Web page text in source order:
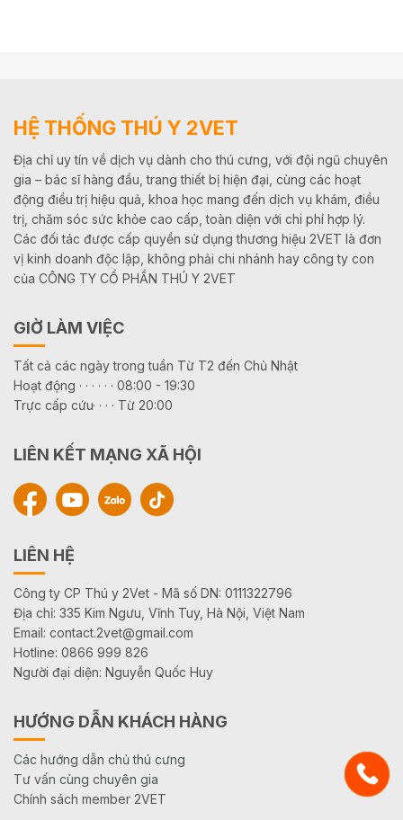
HỆ THỐNG THÚ Y 2VET
Địa chỉ uy tín về dịch vụ dành cho thú cưng, với đội ngũ chuyên
gia – bác sĩ hàng đầu, trang thiết bị hiện đại, cùng các hoạt
động điều trị hiệu quả, khoa học mang đến dịch vụ khám, điều
trị, chăm sóc sức khỏe cao cấp, toàn diện với chi phí hợp lý.
Các đối tác được cấp quyền sử dụng thương hiệu 2VET là đơn
vị kinh doanh độc lập, không phải chi nhánh hay công ty con
của CÔNG TY CỔ PHẦN THÚ Y 2VET
GIỜ LÀM VIỆC
Tất cả các ngày trong tuần Từ T2 đến Chủ Nhật
Hoạt động · · · · · · 08:00 - 19:30
Trực cấp cứu· · · · Từ 20:00
LIÊN KẾT MẠNG XÃ HỘI
LIÊN HỆ
Công ty CP Thú y 2Vet - Mã số DN: 0111322796
Địa chỉ: 335 Kim Ngưu, Vĩnh Tuy, Hà Nội, Việt Nam
Email: contact.2vet@gmail.com
Hotline: 0866 999 826
Người đại diện: Nguyễn Quốc Huy
HƯỚNG DẪN KHÁCH HÀNG
Các hướng dẫn chủ thú cưng
Tư vấn cùng chuyên gia
Chính sách member 2VET